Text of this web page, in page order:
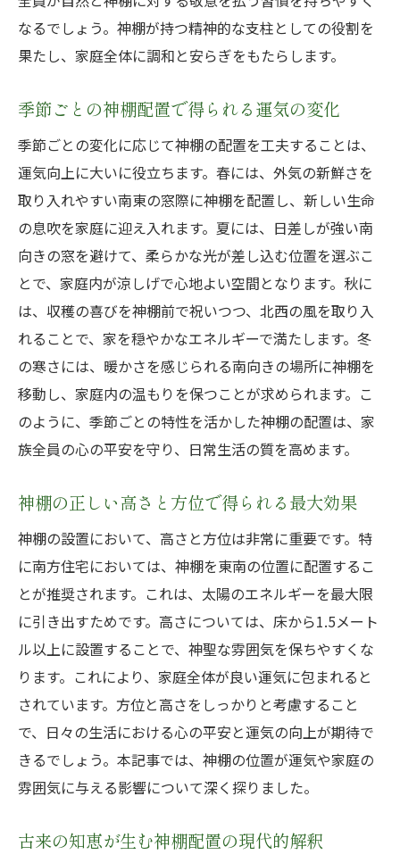
なるでしょう。神棚が持つ精神的な支柱としての役割を
果たし、家庭全体に調和と安らぎをもたらします。
季節ごとの神棚配置で得られる運気の変化
季節ごとの変化に応じて神棚の配置を工夫することは、
運気向上に大いに役立ちます。春には、外気の新鮮さを
取り入れやすい南東の窓際に神棚を配置し、新しい生命
の息吹を家庭に迎え入れます。夏には、日差しが強い南
向きの窓を避けて、柔らかな光が差し込む位置を選ぶこ
とで、家庭内が涼しげで心地よい空間となります。秋に
は、収穫の喜びを神棚前で祝いつつ、北西の風を取り入
れることで、家を穏やかなエネルギーで満たします。冬
の寒さには、暖かさを感じられる南向きの場所に神棚を
移動し、家庭内の温もりを保つことが求められます。こ
のように、季節ごとの特性を活かした神棚の配置は、家
族全員の心の平安を守り、日常生活の質を高めます。
神棚の正しい高さと方位で得られる最大効果
神棚の設置において、高さと方位は非常に重要です。特
に南方住宅においては、神棚を東南の位置に配置するこ
とが推奨されます。これは、太陽のエネルギーを最大限
に引き出すためです。高さについては、床から1.5メート
ル以上に設置することで、神聖な雰囲気を保ちやすくな
ります。これにより、家庭全体が良い運気に包まれると
されています。方位と高さをしっかりと考慮すること
で、日々の生活における心の平安と運気の向上が期待で
きるでしょう。本記事では、神棚の位置が運気や家庭の
雰囲気に与える影響について深く探りました。
古来の知恵が生む神棚配置の現代的解釈